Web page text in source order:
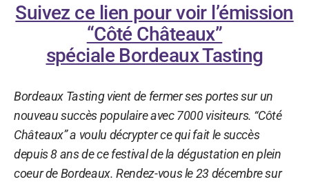
Suivez ce lien pour voir l’émission
“Côté Châteaux”
spéciale Bordeaux Tasting
Bordeaux Tasting vient de fermer ses portes sur un
nouveau succès populaire avec 7000 visiteurs. “Côté
Châteaux” a voulu décrypter ce qui fait le succès
depuis 8 ans de ce festival de la dégustation en plein
coeur de Bordeaux. Rendez-vous le 23 décembre sur